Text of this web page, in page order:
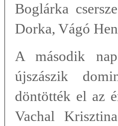
Boglárka
Dorka, Vágó
A második
újszászik
döntötték el az
Vachal